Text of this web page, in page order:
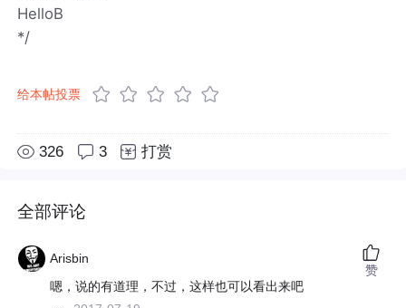
HelloB
*/
给本帖投票
326 3 打赏
全部评论
Arisbin
嗯，说的有道理，不过，这样也可以看出来吧
赞